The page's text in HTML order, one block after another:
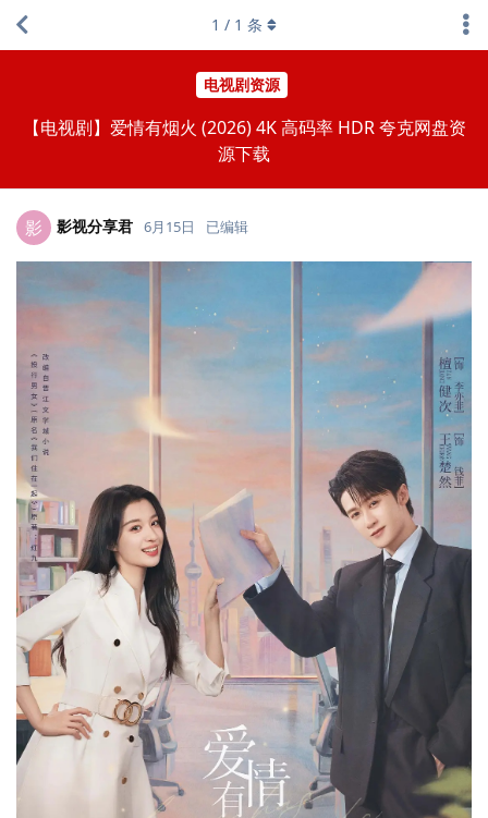
电视剧资源
【电视剧】爱情有烟火 (2026) 4K 高码率 HDR 夸克网盘资
源下载
1 / 1 条
影 影视分享君 6月15日 已编辑